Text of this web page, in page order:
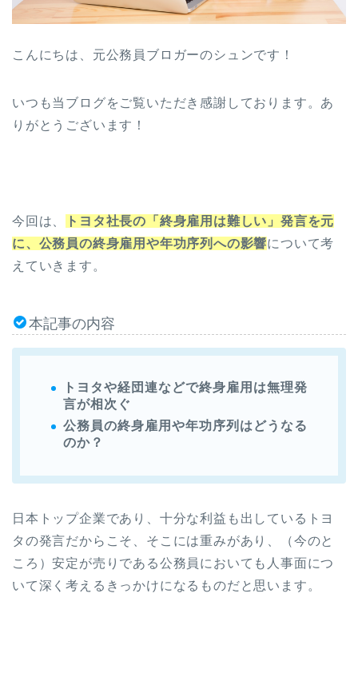
こんにちは、元公務員ブロガーのシュンです！
いつも当ブログをご覧いただき感謝しております。あ
りがとうございます！
今回は、
トヨタ社長の「終身雇用は難しい」発言を元
に、公務員の終身雇用や年功序列への影響について考
えていきます。
本記事の内容
トヨタや経団連などで終身雇用は無理発
言が相次ぐ
公務員の終身雇用や年功序列はどうなる
のか？
日本トップ企業であり、十分な利益も出しているトヨ
タの発言だからこそ、そこには重みがあり、（今のと
ころ）安定が売りである公務員においても人事面につ
いて深く考えるきっかけになるものだと思います。